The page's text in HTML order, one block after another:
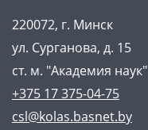
220072, г. Минск
ул. Сурганова, д. 15
ст. м. "Академия наук"
+375 17 375-04-75
csl@kolas.basnet.by